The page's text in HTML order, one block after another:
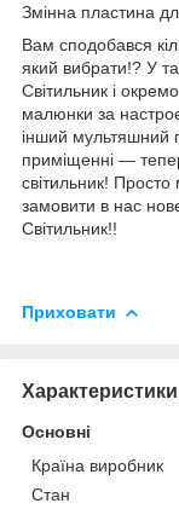
Змінна пластина
Вам сподобався
який вибрати!? У
Світильник і
малюнки за
інший мультяшний
приміщенні —
світильник!
замовити в нас
Світильник!!
Приховати
Характеристики
Основні
Країна виробник
Стан